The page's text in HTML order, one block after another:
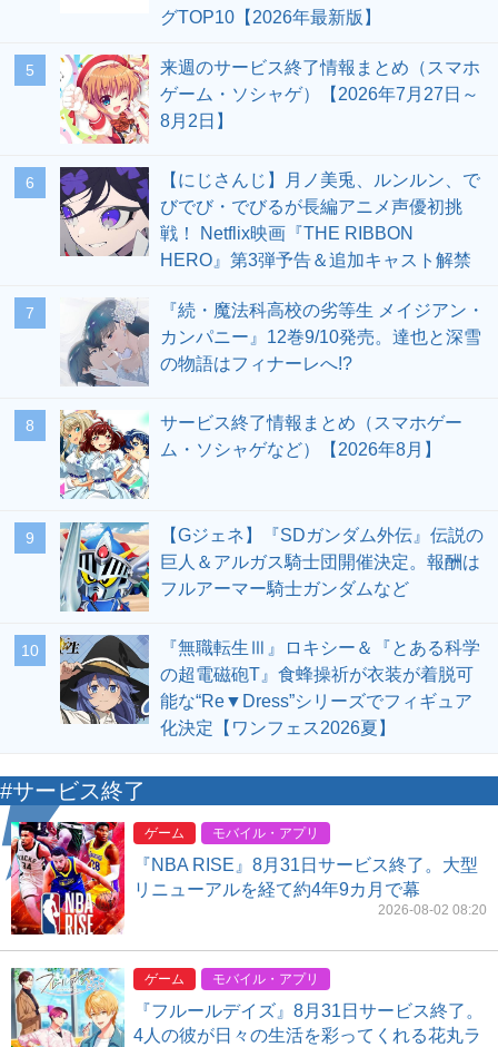
グTOP10【2026年最新版】
5
来週のサービス終了情報まとめ（スマホ
ゲーム・ソシャゲ）【2026年7月27日～
8月2日】
6
【にじさんじ】月ノ美兎、ルンルン、で
びでび・でびるが長編アニメ声優初挑
戦！ Netflix映画『THE RIBBON
HERO』第3弾予告＆追加キャスト解禁
7
『続・魔法科高校の劣等生 メイジアン・
カンパニー』12巻9/10発売。達也と深雪
の物語はフィナーレへ!?
8
サービス終了情報まとめ（スマホゲー
ム・ソシャゲなど）【2026年8月】
9
【Gジェネ】『SDガンダム外伝』伝説の
巨人＆アルガス騎士団開催決定。報酬は
フルアーマー騎士ガンダムなど
10
『無職転生Ⅲ』ロキシー＆『とある科学
の超電磁砲T』食蜂操祈が衣装が着脱可
能な“Re▼Dress”シリーズでフィギュア
化決定【ワンフェス2026夏】
#サービス終了
ゲーム モバイル・アプリ
『NBA RISE』8月31日サービス終了。大型
リニューアルを経て約4年9カ月で幕
2026-08-02 08:20
ゲーム モバイル・アプリ
『フルールデイズ』8月31日サービス終了。
4人の彼が日々の生活を彩ってくれる花丸ラ